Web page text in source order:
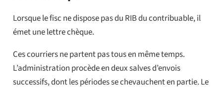
Lorsque le fisc ne dispose pas du RIB du contribuable, il
émet une lettre chèque.
Ces courriers ne partent pas tous en même temps.
L’administration procède en deux salves d’envois
successifs, dont les périodes se chevauchent en partie. Le